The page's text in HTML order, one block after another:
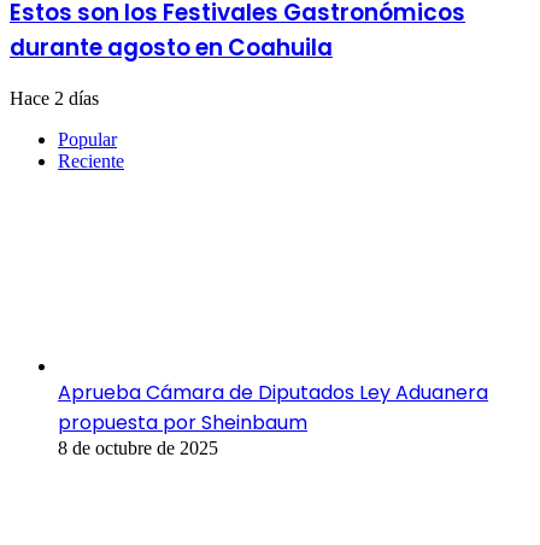
Estos son los Festivales Gastronómicos
durante agosto en Coahuila
Hace 2 días
Popular
Reciente
Aprueba Cámara de Diputados Ley Aduanera
propuesta por Sheinbaum
8 de octubre de 2025